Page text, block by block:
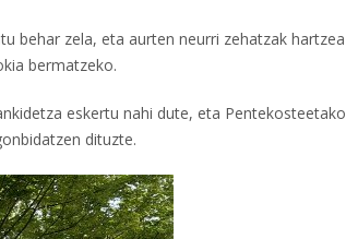
behar zela, eta aurten neurri zehatzak hartzea
bermatzeko.
eskertu nahi dute, eta Pentekosteetako
dituzte.